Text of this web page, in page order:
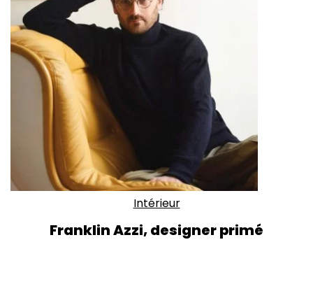
Intérieur
Franklin Azzi, designer primé